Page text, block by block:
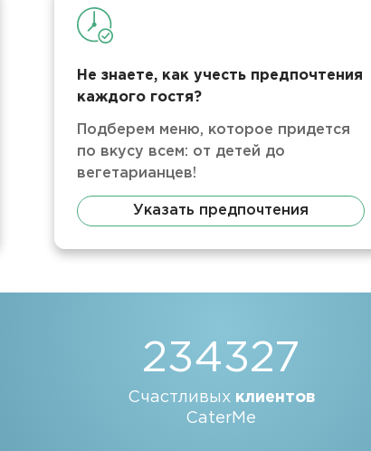
Не знаете, как учесть предпочтения
каждого гостя?
Подберем меню, которое придется
по вкусу всем: от детей до
вегетарианцев!
Указать предпочтения
234327
Счастливых клиентов
CaterMe